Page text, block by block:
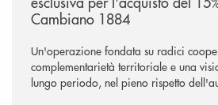
Cambiano 1884
Un'operazione fondata su radici
complementarietà territoriale e una
lungo periodo, nel pieno rispetto